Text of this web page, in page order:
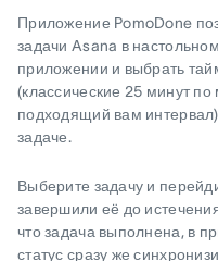
Приложение PomoDone
задачи Asana в
приложении и выбрать
(классические 25 минут
подходящий вам
задаче.
Выберите задачу и
завершили её до
что задача выполнена, в
статус сразу же